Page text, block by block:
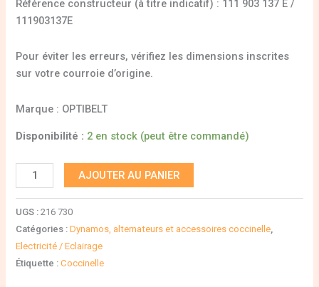
Référence constructeur (à titre indicatif) : 111 903 137 E /
111903137E
Pour éviter les erreurs, vérifiez les dimensions inscrites
sur votre courroie d’origine.
Marque : OPTIBELT
Disponibilité : 2 en stock (peut être commandé)
AJOUTER AU PANIER
UGS :216 730
Catégories :Dynamos, alternateurs et accessoires coccinelle
Electricité / Eclairage
Étiquette :Coccinelle